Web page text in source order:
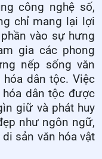
công nghệ số,
chỉ mang lại lợi
vào sự hưng
gia các phong
nếp sống văn
dân tộc. Việc
dân tộc được
giữ và phát huy
như ngôn ngữ,
sản văn hóa vật